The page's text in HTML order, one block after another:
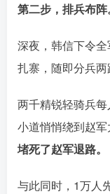
第二步，排兵布阵
深夜，韩信下令
扎寨，随即分兵两
两千精锐轻骑兵
小道悄悄绕到赵
堵死了赵军退路。
与此同时，1万人